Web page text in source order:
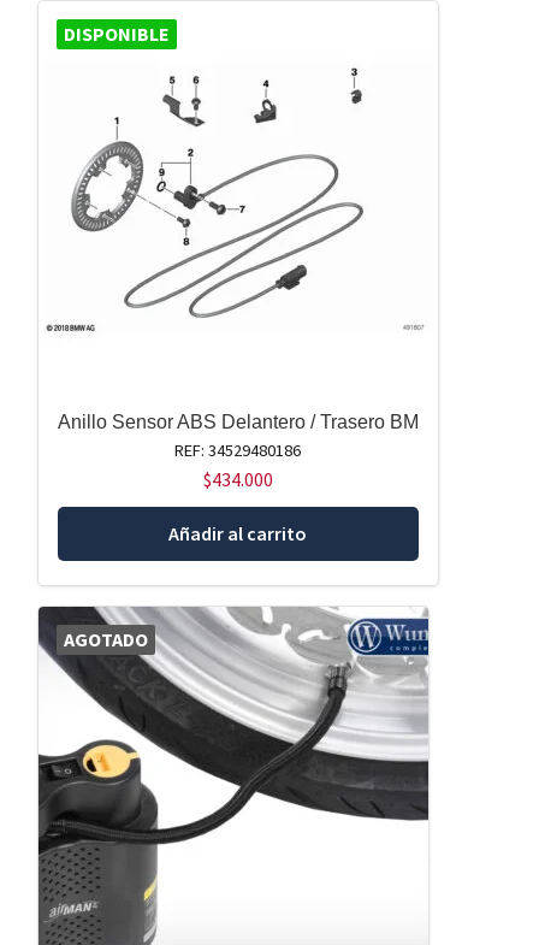
DISPONIBLE
Anillo Sensor ABS Delantero / Trasero BM
REF: 34529480186
$434.000
Añadir al carrito
AGOTADO